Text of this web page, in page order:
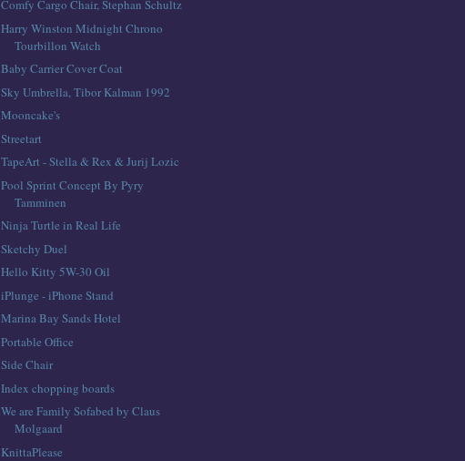
Comfy Cargo Chair, Stephan Schultz
Harry Winston Midnight Chrono
Tourbillon Watch
Baby Carrier Cover Coat
Sky Umbrella, Tibor Kalman 1992
Mooncake's
Streetart
TapeArt - Stella & Rex & Jurij Lozic
Pool Sprint Concept By Pyry
Tamminen
Ninja Turtle in Real Life
Sketchy Duel
Hello Kitty 5W-30 Oil
iPlunge - iPhone Stand
Marina Bay Sands Hotel
Portable Office
Side Chair
Index chopping boards
We are Family Sofabed by Claus
Molgaard
KnittaPlease